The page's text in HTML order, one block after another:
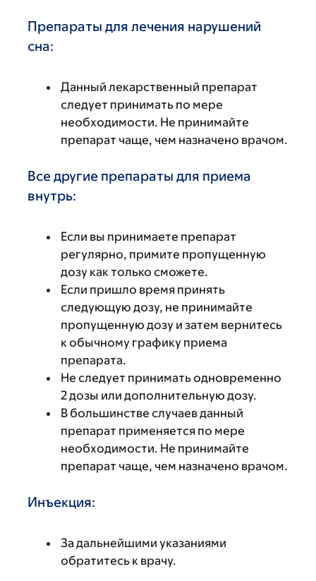
Препараты для лечения нарушений
сна:
Данный лекарственный препарат
следует принимать по мере
необходимости. Не принимайте
препарат чаще, чем назначено врачом.
Все другие препараты для приема
внутрь:
Если вы принимаете препарат
регулярно, примите пропущенную
дозу как только сможете.
Если пришло время принять
следующую дозу, не принимайте
пропущенную дозу и затем вернитесь
к обычному графику приема
препарата.
Не следует принимать одновременно
2 дозы или дополнительную дозу.
В большинстве случаев данный
препарат применяется по мере
необходимости. Не принимайте
препарат чаще, чем назначено врачом.
Инъекция:
За дальнейшими указаниями
обратитесь к врачу.